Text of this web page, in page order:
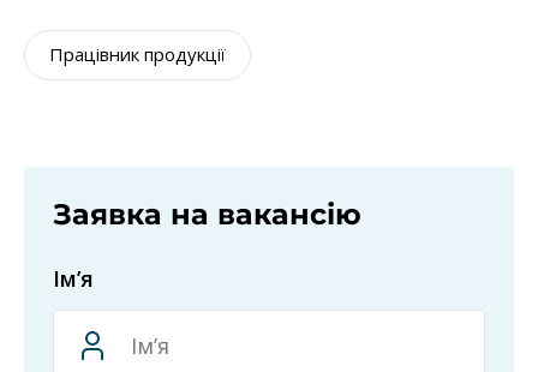
Працівник продукції
Заявка на вакансію
Ім’я